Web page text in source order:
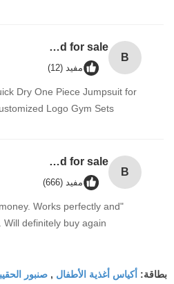
B
Bulk laundry detergent / washing detergent liquid for sale
مفيد (12)
Dry One Piece Jumpsuit for
Logo Gym Sets
B
Bulk laundry detergent / washing detergent liquid for sale
مفيد (666)
Works perfectly and
definitely buy again."
بطاقة: أكياس أغذية الأطفال , صنبور